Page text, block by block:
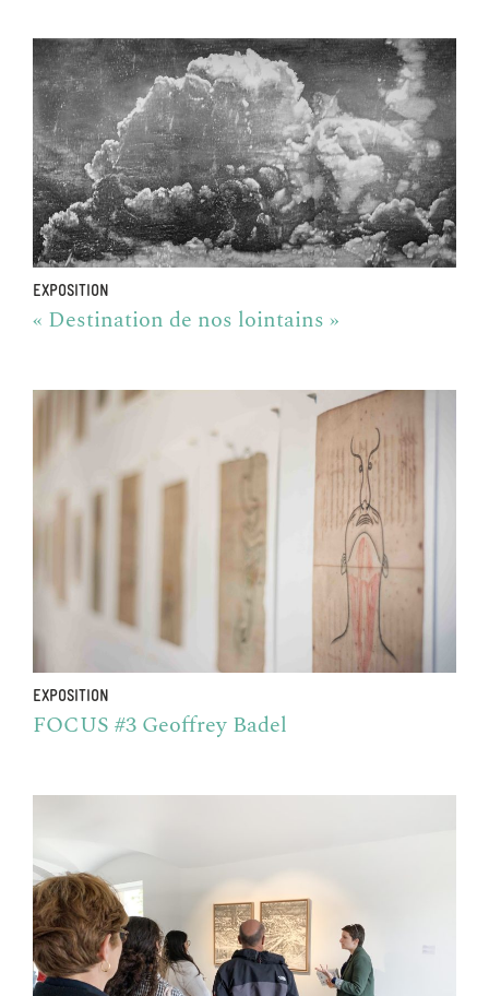
EXPOSITION
« Destination de nos lointains »
EXPOSITION
FOCUS #3 Geoffrey Badel